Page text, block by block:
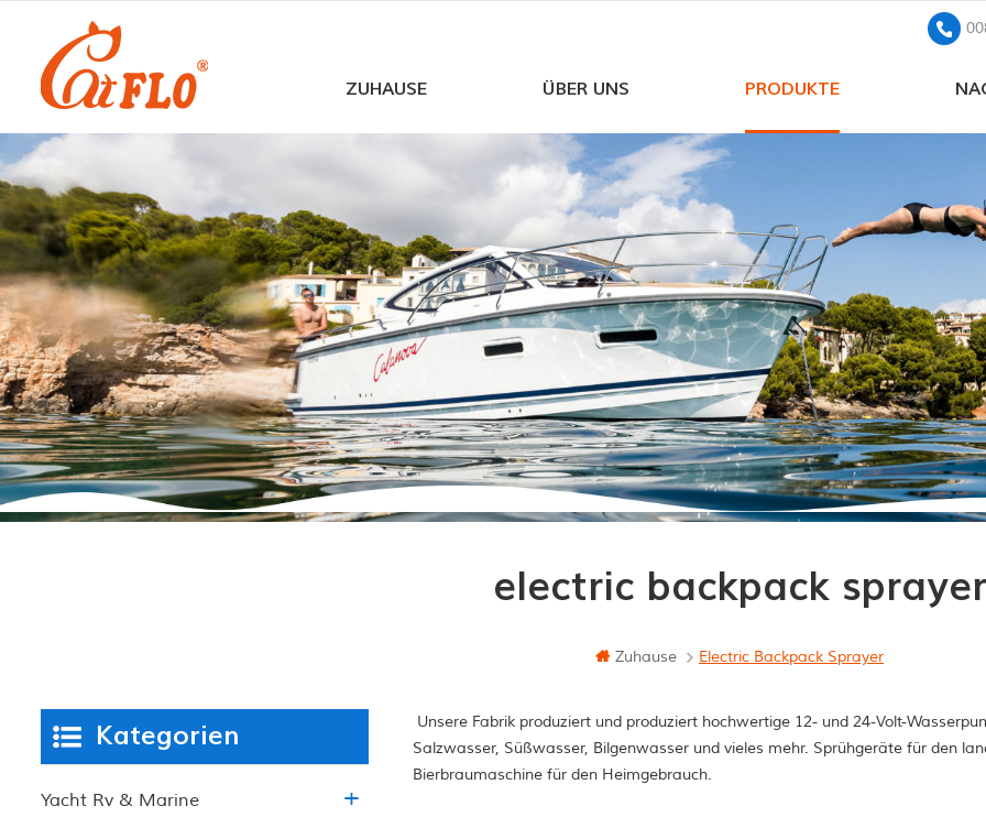
ZUHAUSE ÜBER UNS PRODUKTE
electric backpack sprayer
Zuhause Electric Backpack Sprayer
Unsere Fabrik produziert und produziert hochwertige 12- und 24-Volt-
Salzwasser, Süßwasser, Bilgenwasser und vieles mehr. Sprühgeräte für den
Bierbraumaschine für den Heimgebrauch.
Kategorien
Yacht Rv & Marine